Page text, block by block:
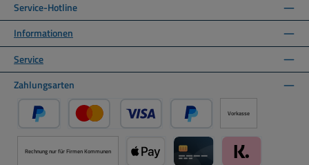
Service-Hotline
Informationen
Service
Zahlungsarten
PayPal Kredit- oder Debitkarte über PayPal
Später Bezahlen über PayPal
Vorkasse
Rechnung nur für Firmen Kommunen